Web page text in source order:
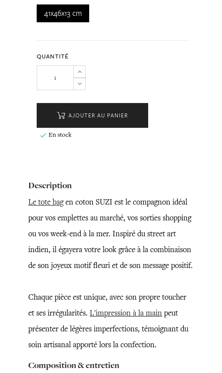
41x46x13 cm
QUANTITÉ
AJOUTER AU PANIER
 En stock
Description
Le tote bagen coton SUZI est le compagnon idéal
pour vos emplettes au marché, vos sorties shopping
ou vos week-end à la mer. Inspiré du street art
indien, il égayera votre look grâce à la combinaison
de son joyeux motif fleuri et de son message positif.
Chaque pièce est unique, avec son propre toucher
et ses irrégularités. L'impression à la main peut
présenter de légères imperfections, témoignant du
soin artisanal apporté lors la confection.
Composition & entretien